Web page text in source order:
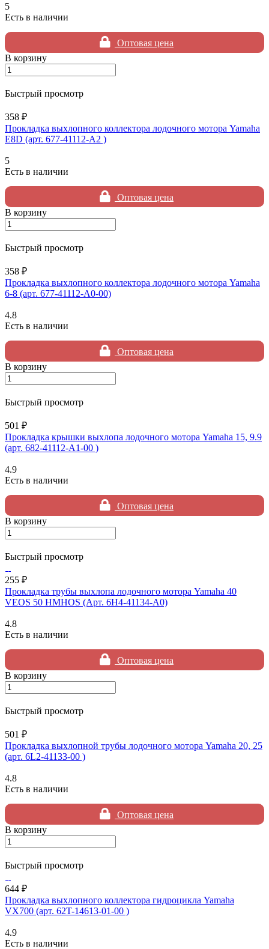
5
Есть в наличии
Оптовая цена
В корзину
Быстрый просмотр
358 ₽
Прокладка выхлопного коллектора лодочного мотора Yamaha
E8D (арт. 677-41112-A2 )
5
Есть в наличии
Оптовая цена
В корзину
Быстрый просмотр
358 ₽
Прокладка выхлопного коллектора лодочного мотора Yamaha
6-8 (арт. 677-41112-A0-00)
4.8
Есть в наличии
Оптовая цена
В корзину
Быстрый просмотр
501 ₽
Прокладка крышки выхлопа лодочного мотора Yamaha 15, 9.9
(арт. 682-41112-A1-00 )
4.9
Есть в наличии
Оптовая цена
В корзину
Быстрый просмотр
255 ₽
Прокладка трубы выхлопа лодочного мотора Yamaha 40
VEOS 50 HMHOS (Арт. 6H4-41134-A0)
4.8
Есть в наличии
Оптовая цена
В корзину
Быстрый просмотр
501 ₽
Прокладка выхлопной трубы лодочного мотора Yamaha 20, 25
(арт. 6L2-41133-00 )
4.8
Есть в наличии
Оптовая цена
В корзину
Быстрый просмотр
644 ₽
Прокладка выхлопного коллектора гидроцикла Yamaha
VX700 (арт. 62T-14613-01-00 )
4.9
Есть в наличии